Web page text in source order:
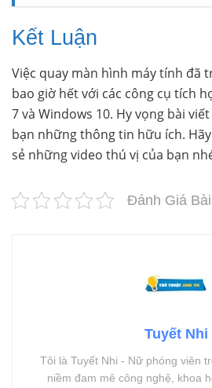
Kết Luận
Việc quay màn hình máy tính đã
bao giờ hết với các công cụ tích
7 và Windows 10. Hy vọng bài
bạn những thông tin hữu ích.
sẻ những video thú vị của bạn
Đánh Giá
Tuyết Nhi
Tôi là Tuyết Nhi - Nữ phóng viên
niềm đam mê công nghệ, khoa